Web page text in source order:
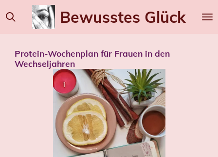
Zum
Hauptinhalt
Bewusstes Glück
Protein-Wochenplan für Frauen in den
Wechseljahren